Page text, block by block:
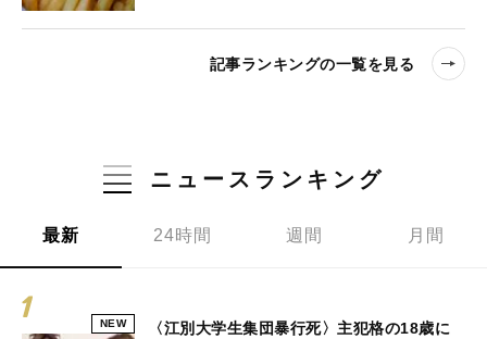
記事ランキングの一覧を見る
ニュースランキング
最新 24時間 週間 月間
NEW
〈江別大学生集団暴行死〉主犯格の18歳に